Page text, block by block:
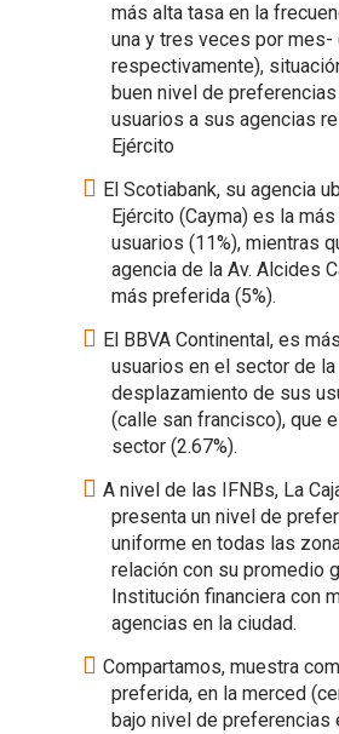
más alta tasa en la
una y tres veces por mes-
respectivamente),
buen nivel de
usuarios a sus agencias
Ejército
El Scotiabank, su agencia
Ejército (Cayma) es la
usuarios (11%), mientras
agencia de la Av. Alcides
más preferida (5%).
El BBVA Continental, es
usuarios en el sector de
desplazamiento de sus
(calle san francisco), que
sector (2.67%).
A nivel de las IFNBs, La
presenta un nivel de
uniforme en todas las
relación con su promedio
Institución financiera con
agencias en la ciudad.
Compartamos, muestra
preferida, en la merced
bajo nivel de preferencias